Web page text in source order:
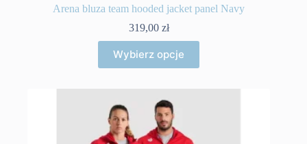
Arena bluza team hooded jacket panel Navy
319,00 zł
Wybierz opcje
produkt
ma
Opcje
można
wybrać